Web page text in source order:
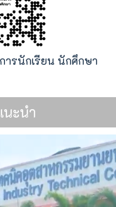
รนักเรียน นักศึกษา
ะนำ